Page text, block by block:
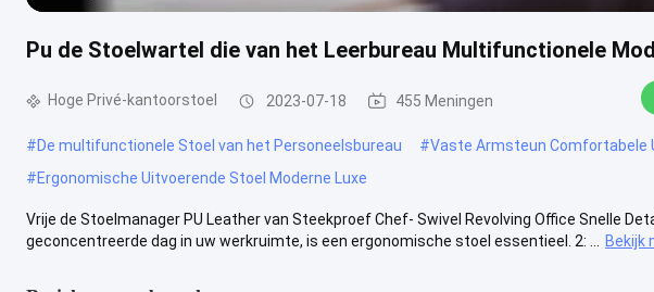
Pu de Stoelwartel die van het Leerbureau Multifunctionele
Hoge Privé-kantoorstoel 2023-07-18 455 Meningen
#De multifunctionele Stoel van het Personeelsbureau #Vaste Armsteun Comfortabele
#Ergonomische Uitvoerende Stoel Moderne Luxe
Vrije de Stoelmanager PU Leather van Steekproef Chef- Swivel Revolving Office Snelle
geconcentreerde dag in uw werkruimte, is een ergonomische stoel essentieel. 2: ...
Bekijk